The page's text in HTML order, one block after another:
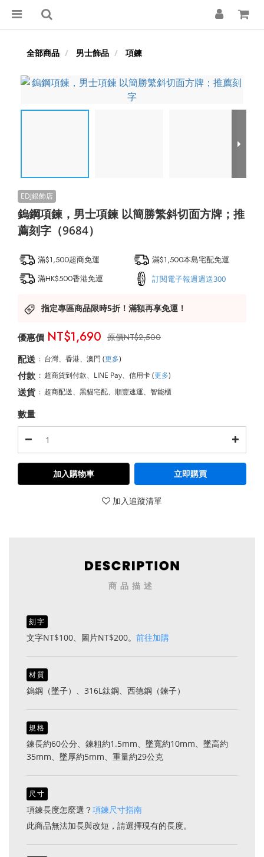
全部商品 男士飾品 項鍊
鎢鋼項鍊，男士項鍊 以簡勝繁斜切面方牌；推
薦刻字（9684）
滿$1,500超商免運
滿$1,500本島宅配免運
滿HK$500香港免運
訂閱電子報週週送300
指定專區商品限時5折！滿額再享免運！
NT$2,500
NT$1,690
配送 : 台灣、香港、澳門 (更多)
付款 : 超商貨到付款、LINE Pay、信用卡(更多)
送貨 : 超商配送、黑貓宅配、順豐速運、智能櫃
數量
加入購物車 立即購買
加入追蹤清單
商品描述
刻字
文字NT$100、圖片NT$200。 前往加購
材質
鎢鋼（墜子）、316L鈦鋼、西德鋼（鍊子）
規格
鍊長約60公分、鍊粗約1.5mm、墜寬約10mm、墜高約
35mm、墜厚約5mm、重量約29公克
尺寸
項鍊長度怎麼選？項鍊尺寸指南
此商品無法加長與改短，請選擇現有的長度。